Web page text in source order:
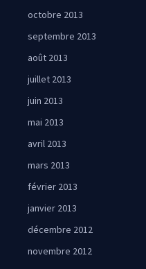
octobre 2013
septembre 2013
août 2013
juillet 2013
juin 2013
mai 2013
avril 2013
mars 2013
février 2013
janvier 2013
décembre 2012
novembre 2012